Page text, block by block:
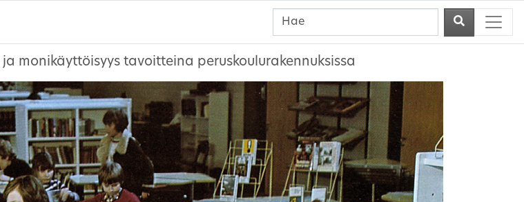
monikäyttöisyys tavoitteina peruskoulurakennuksissa